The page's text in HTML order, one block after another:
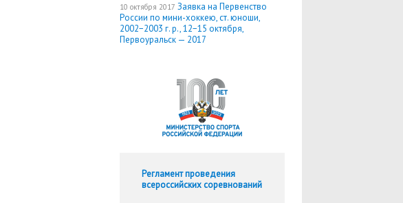
10 октября 2017 Заявка на Первенство
России по мини-хоккею, ст. юноши,
2002−2003 г. р., 12−15 октября,
Первоуральск — 2017
Регламент проведения
всероссийских соревнований